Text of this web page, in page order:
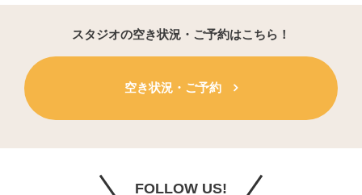
スタジオの空き状況・ご予約はこちら！
空き状況・ご予約
FOLLOW US!